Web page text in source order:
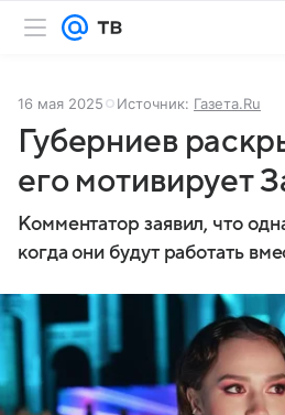
16 мая 2025 Источник: Газета.Ru
Губерниев
его мотивирует
Комментатор заявил, что
когда они будут работать